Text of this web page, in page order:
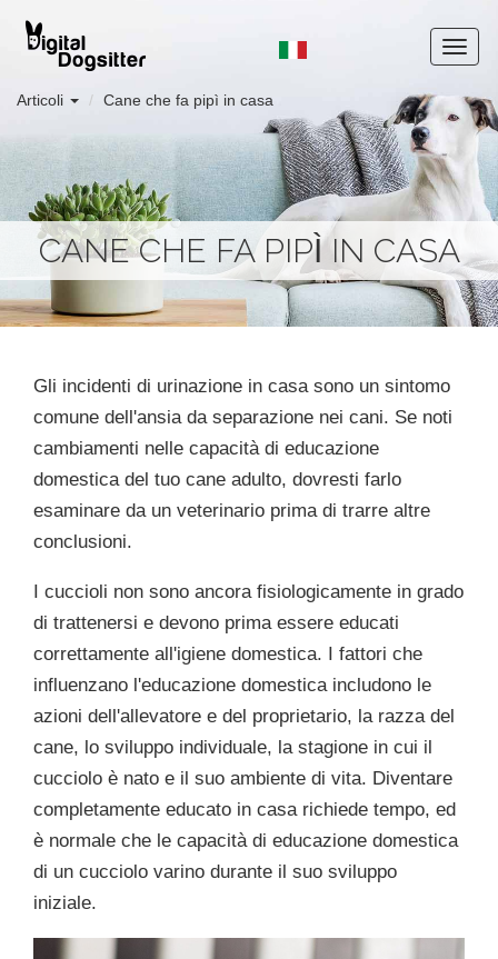
Articoli Cane che fa pipì in casa
CANE CHE FA PIPÌ IN CASA
Gli incidenti di urinazione in casa sono un sintomo
comune dell'ansia da separazione nei cani. Se noti
cambiamenti nelle capacità di educazione
domestica del tuo cane adulto, dovresti farlo
esaminare da un veterinario prima di trarre altre
conclusioni.
I cuccioli non sono ancora fisiologicamente in grado
di trattenersi e devono prima essere educati
correttamente all'igiene domestica. I fattori che
influenzano l'educazione domestica includono le
azioni dell'allevatore e del proprietario, la razza del
cane, lo sviluppo individuale, la stagione in cui il
cucciolo è nato e il suo ambiente di vita. Diventare
completamente educato in casa richiede tempo, ed
è normale che le capacità di educazione domestica
di un cucciolo varino durante il suo sviluppo
iniziale.